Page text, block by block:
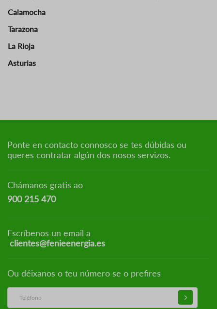
Calamocha
Tarazona
La Rioja
Asturias
Ponte en contacto connosco se tes dúbidas ou
queres contratar algún dos nosos servizos.
Chámanos gratis ao
900 215 470
Escríbenos un email a
clientes@fenieenergia.es
Ou déixanos o teu número se o prefires